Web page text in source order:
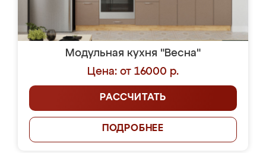
Модульная кухня "Весна"
Цена: от 16000 р.
РАССЧИТАТЬ
ПОДРОБНЕЕ